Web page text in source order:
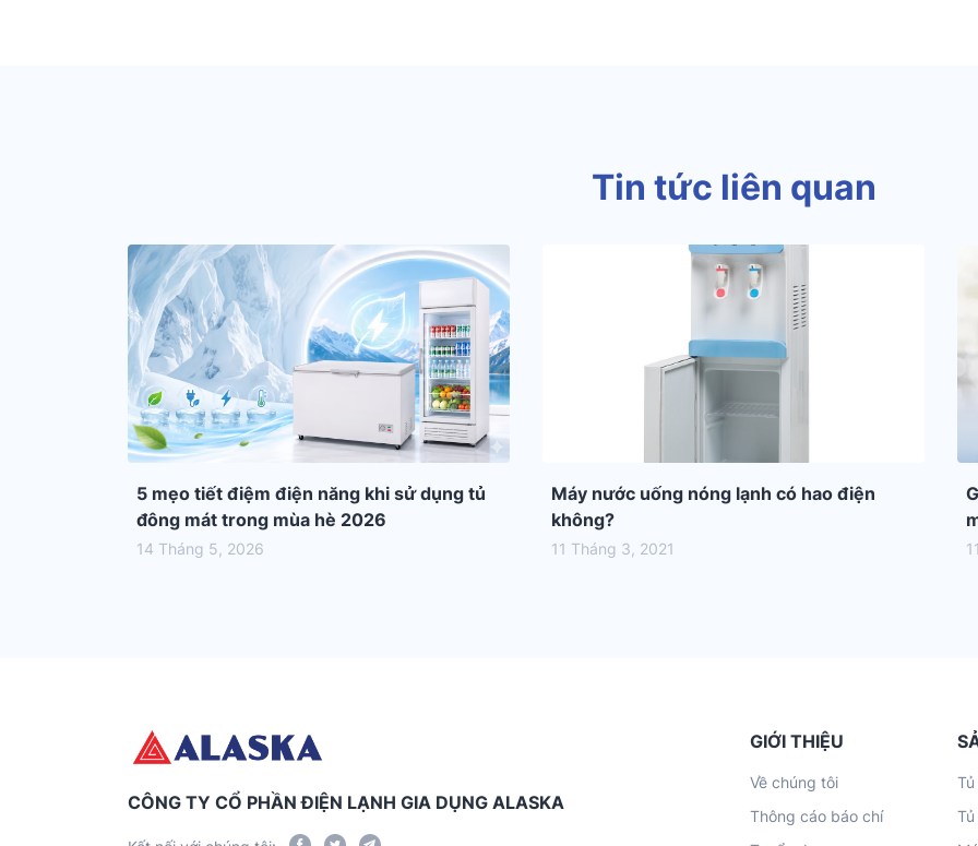
Tin tức liên quan
5 mẹo tiết điệm điện năng khi sử dụng tủ
đông mát trong mùa hè 2026
14 Tháng 5, 2026
Máy nước uống nóng lạnh có hao điện
không?
11 Tháng 3, 2021
CÔNG TY CỔ PHẦN ĐIỆN LẠNH GIA DỤNG ALASKA
GIỚI THIỆU
Về chúng tôi
Thông cáo báo chí